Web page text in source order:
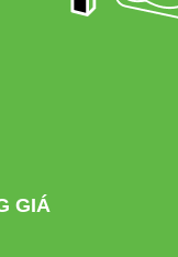
GIÁ